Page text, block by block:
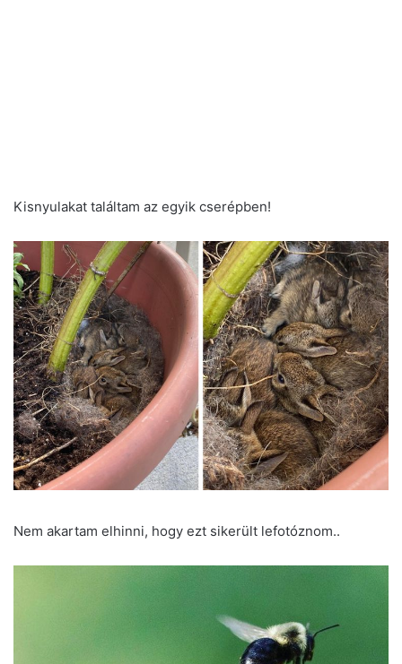
Kisnyulakat találtam az egyik cserépben!
Nem akartam elhinni, hogy ezt sikerült lefotóznom..